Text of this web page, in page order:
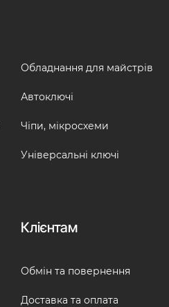
Обладнання для майстрів
Автоключі
Чіпи, мікросхеми
Універсальні ключі
Клієнтам
Обмін та повернення
Доставка та оплата